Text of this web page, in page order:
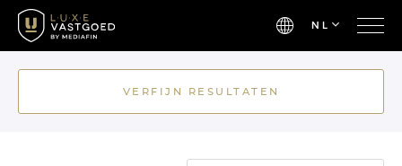
NL
VERFIJN RESULTATEN